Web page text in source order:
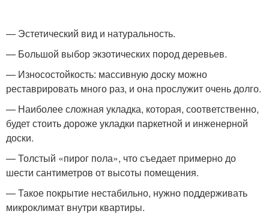
— Эстетический вид и натуральность.
— Большой выбор экзотических пород деревьев.
— Износостойкость: массивную доску можно
реставрировать много раз, и она прослужит очень долго.
— Наиболее сложная укладка, которая, соответственно,
будет стоить дороже укладки паркетной и инженерной
доски.
— Толстый «пирог пола», что съедает примерно до
шести сантиметров от высоты помещения.
— Такое покрытие нестабильно, нужно поддерживать
микроклимат внутри квартиры.